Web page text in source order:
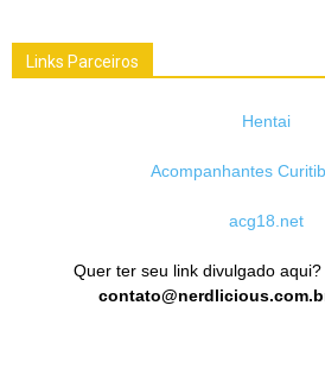
Links Parceiros
Hentai
Acompanhantes
acg18.net
Quer ter seu link divulgado